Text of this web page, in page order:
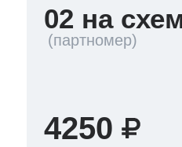
02 на
4250